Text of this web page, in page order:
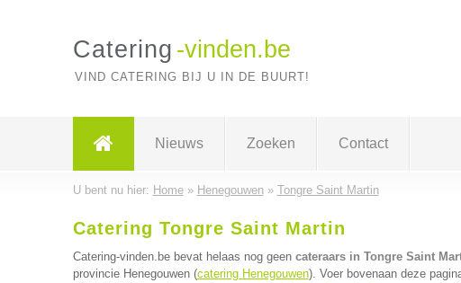
Catering -vinden.be
VIND CATERING BIJ U IN DE BUURT!
Nieuws Zoeken Contact
U bent nu hier: Home» Henegouwen» Tongre Saint Martin
Catering Tongre Saint Martin
Catering-vinden.be bevat helaas nog geen cateraars in Tongre Saint
provincie Henegouwen (catering Henegouwen). Voer bovenaan deze